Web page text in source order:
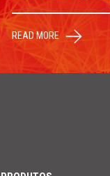
READ MORE